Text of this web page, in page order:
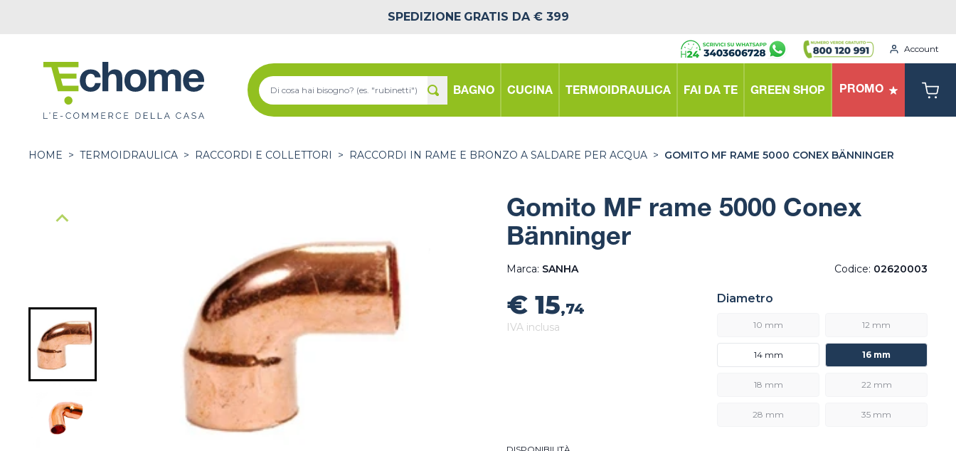
SPEDIZIONE GRATIS DA € 399
Account
BAGNO CUCINA TERMOIDRAULICA FAI DA TE GREEN SHOP PROMO
HOME > TERMOIDRAULICA > RACCORDI E COLLETTORI > RACCORDI IN RAME E BRONZO A SALDARE PER ACQUA > GOMITO MF RAME 5000 CONEX BÄNNINGER
Gomito MF rame 5000 Conex
Bänninger
Marca: SANHA Codice: 02620003
€ 15,74
IVA inclusa
Diametro
10 mm 12 mm
14 mm 16 mm
18 mm 22 mm
28 mm 35 mm